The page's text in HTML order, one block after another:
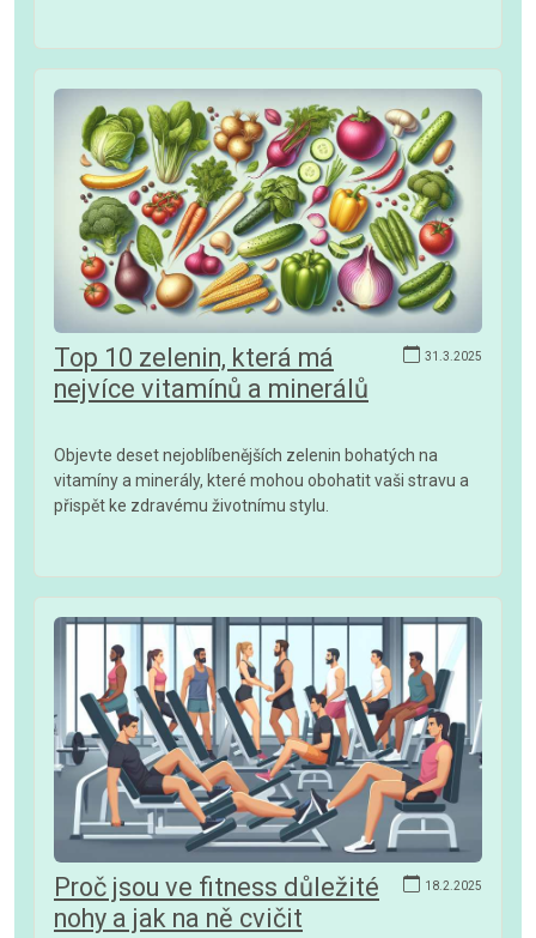
31.3.2025
Top 10 zelenin, která má
nejvíce vitamínů a minerálů
Objevte deset nejoblíbenějších zelenin bohatých na
vitamíny a minerály, které mohou obohatit vaši stravu a
přispět ke zdravému životnímu stylu.
18.2.2025
Proč jsou ve fitness důležité
nohy a jak na ně cvičit